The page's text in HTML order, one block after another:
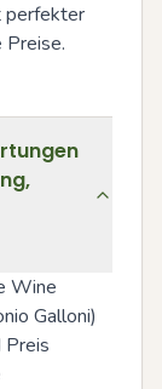
perfekter
Preise.
Wine
Galloni)
Preis